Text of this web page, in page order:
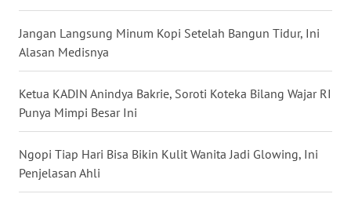
Jangan Langsung Minum Kopi Setelah Bangun Tidur, Ini
Alasan Medisnya
Ketua KADIN Anindya Bakrie, Soroti Koteka Bilang Wajar RI
Punya Mimpi Besar Ini
Ngopi Tiap Hari Bisa Bikin Kulit Wanita Jadi Glowing, Ini
Penjelasan Ahli
WN
SULBAR
WN
BABEL
WN